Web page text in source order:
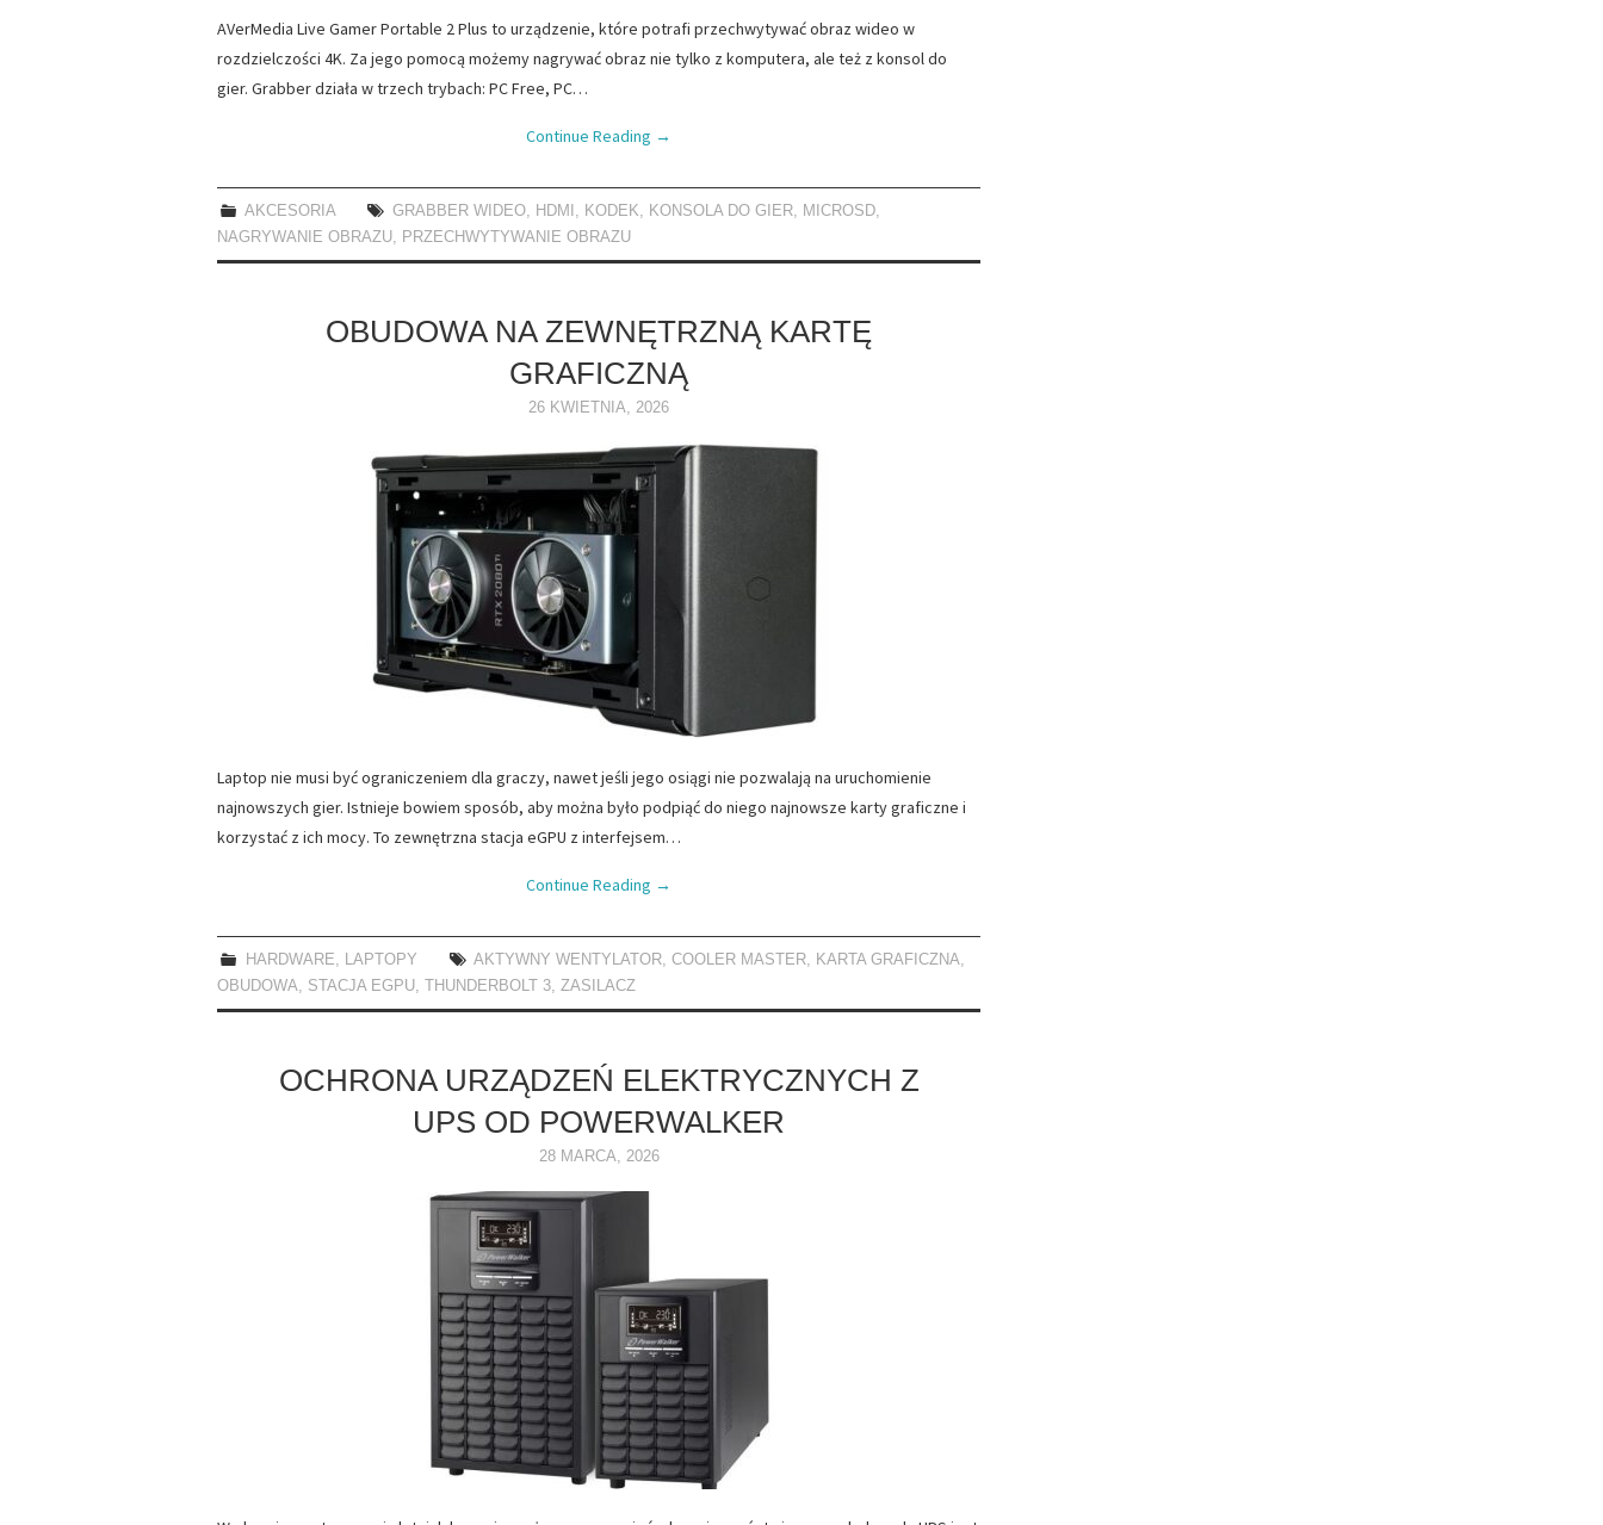
AVerMedia Live Gamer Portable 2 Plus to urządzenie, które potrafi przechwytywać obraz wideo w
rozdzielczości 4K. Za jego pomocą możemy nagrywać obraz nie tylko z komputera, ale też z konsol do
gier. Grabber działa w trzech trybach: PC Free, PC…
Continue Reading →
AKCESORIA GRABBER WIDEO HDMI KODEK KONSOLA DO GIER MICROSD
NAGRYWANIE OBRAZU
PRZECHWYTYWANIE OBRAZU
OBUDOWA NA ZEWNĘTRZNĄ KARTĘ
GRAFICZNĄ
26 KWIETNIA, 2026
Laptop nie musi być ograniczeniem dla graczy, nawet jeśli jego osiągi nie pozwalają na uruchomienie
najnowszych gier. Istnieje bowiem sposób, aby można było podpiąć do niego najnowsze karty graficzne i
korzystać z ich mocy. To zewnętrzna stacja eGPU z interfejsem…
Continue Reading →
HARDWARE, LAPTOPY AKTYWNY WENTYLATOR,COOLER MASTER, KARTA GRAFICZNA,
OBUDOWA, STACJA EGPU, THUNDERBOLT 3, ZASILACZ
OCHRONA URZĄDZEŃ ELEKTRYCZNYCH Z
UPS OD POWERWALKER
28 MARCA, 2026